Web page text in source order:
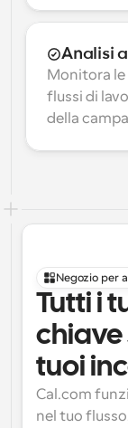
Analisi
Monitora
flussi di
della
Negozio per
Tutti i
chiave
tuoi
Cal.com
nel tuo